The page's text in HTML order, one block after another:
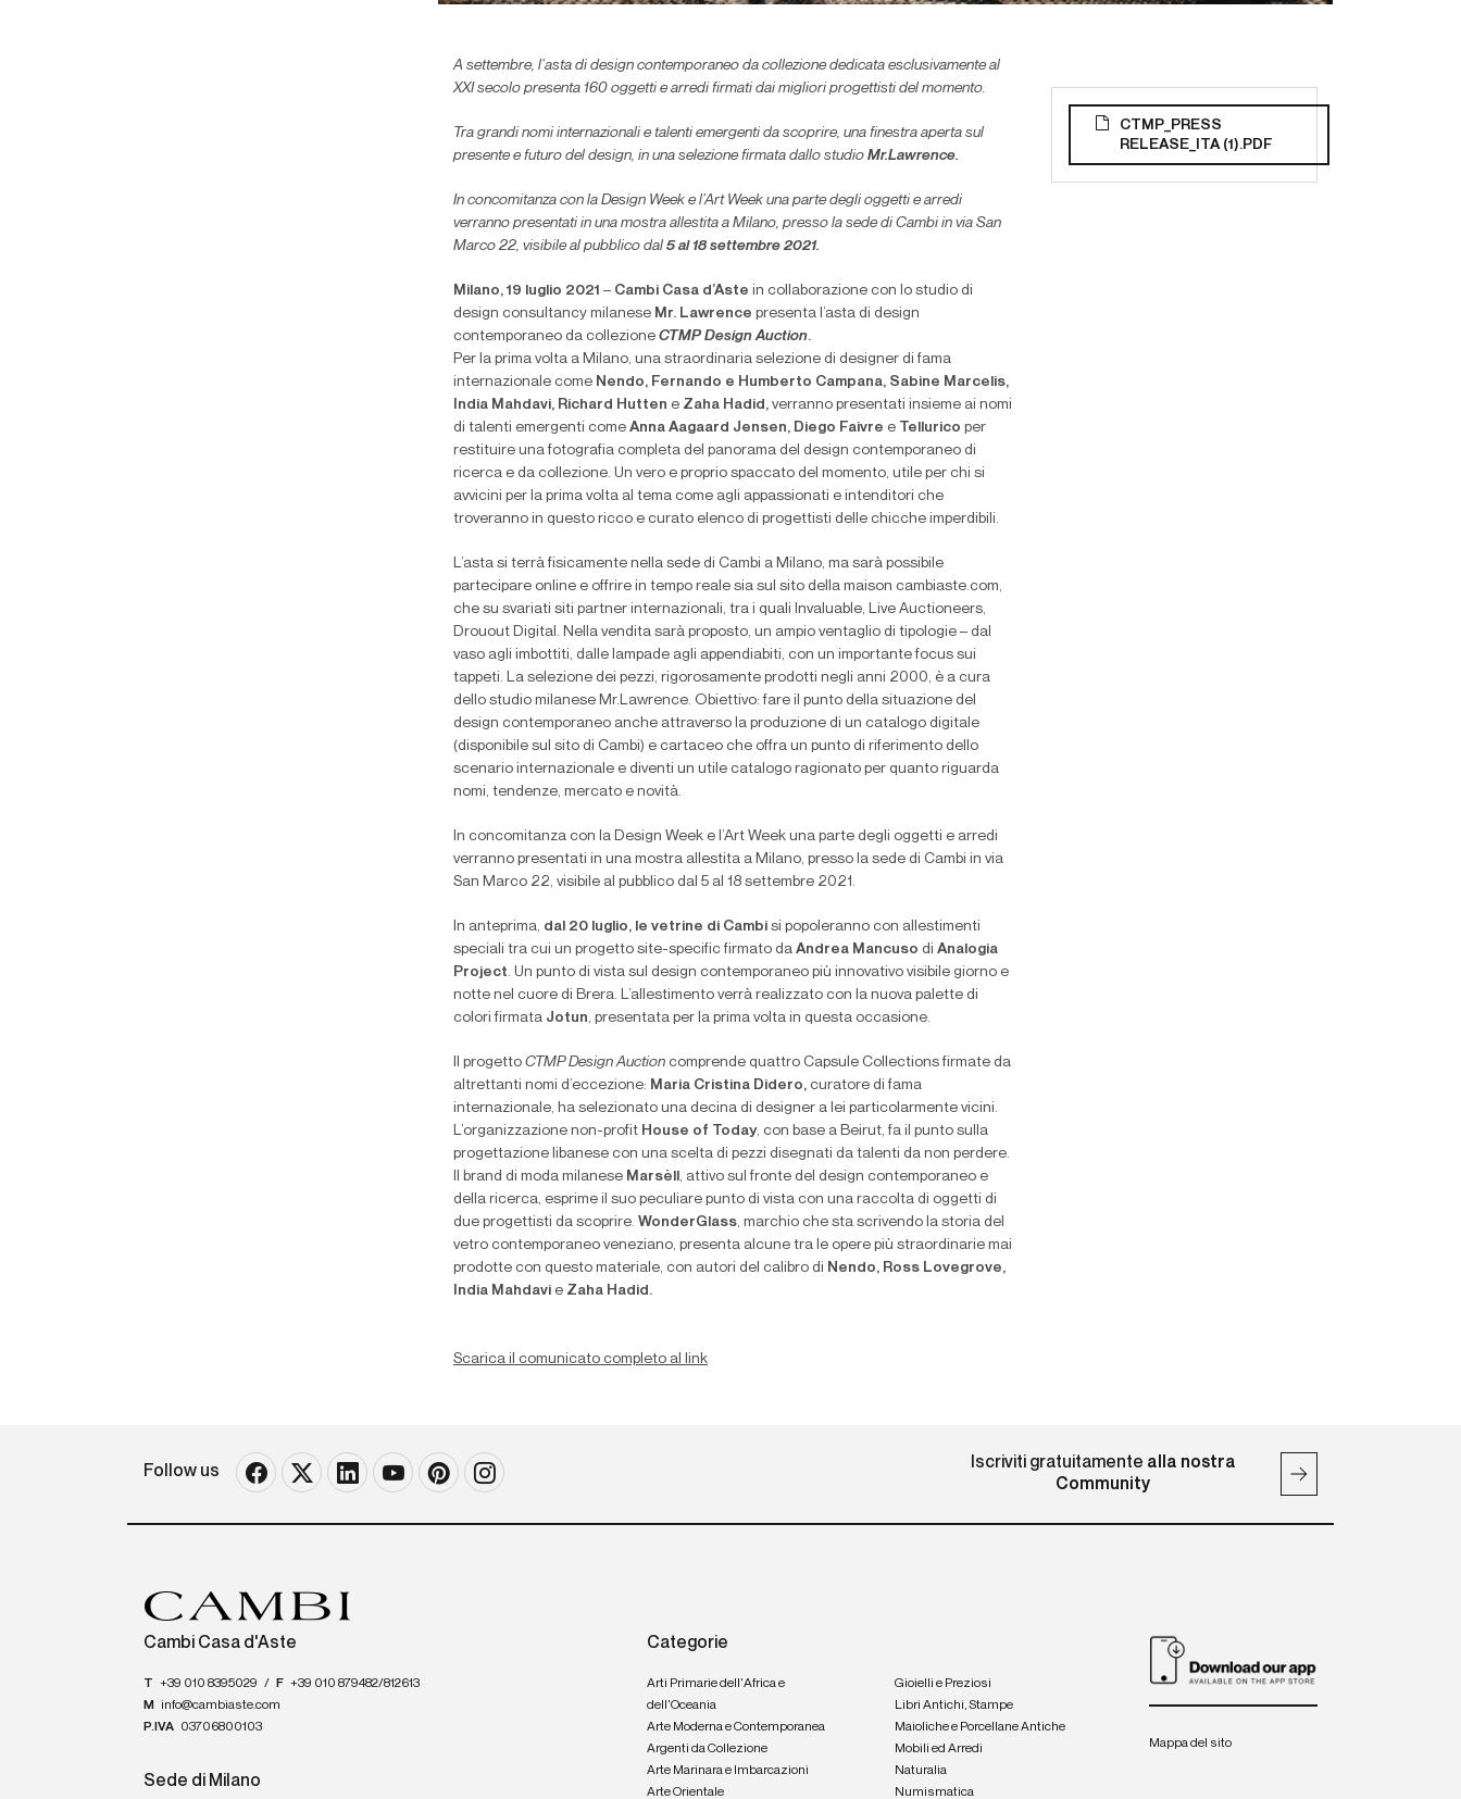
CTMP_PRESS
RELEASE_ITA (1).PDF
A settembre, l’asta di design contemporaneo da collezione dedicata esclusivamente al
XXI secolo presenta 160 oggetti e arredi firmati dai migliori progettisti del momento.
Tra grandi nomi internazionali e talenti emergenti da scoprire, una finestra aperta sul
presente e futuro del design, in una selezione firmata dallo studio Mr.Lawrence.
In concomitanza con la Design Week e l’Art Week una parte degli oggetti e arredi
verranno presentati in una mostra allestita a Milano, presso la sede di Cambi in via San
Marco 22, visibile al pubblico dal 5 al 18 settembre 2021.
Milano, 19 luglio 2021 – Cambi Casa d’Aste in collaborazione con lo studio di
design consultancy milanese Mr. Lawrence presenta l’asta di design
contemporaneo da collezione CTMP Design Auction.
Per la prima volta a Milano, una straordinaria selezione di designer di fama
internazionale come Nendo, Fernando e Humberto Campana, Sabine Marcelis,
India Mahdavi, Richard Hutten e Zaha Hadid, verranno presentati insieme ai nomi
di talenti emergenti come Anna Aagaard Jensen, Diego Faivre e Tellurico per
restituire una fotografia completa del panorama del design contemporaneo di
ricerca e da collezione. Un vero e proprio spaccato del momento, utile per chi si
avvicini per la prima volta al tema come agli appassionati e intenditori che
troveranno in questo ricco e curato elenco di progettisti delle chicche imperdibili.
L’asta si terrà fisicamente nella sede di Cambi a Milano, ma sarà possibile
partecipare online e offrire in tempo reale sia sul sito della maison cambiaste.com,
che su svariati siti partner internazionali, tra i quali Invaluable, Live Auctioneers,
Drouout Digital . Nella vendita sarà proposto, un ampio ventaglio di tipologie – dal
vaso agli imbottiti, dalle lampade agli appendiabiti, con un importante focus sui
tappeti. La selezione dei pezzi, rigorosamente prodotti negli anni 2000, è a cura
dello studio milanese Mr.Lawrence. Obiettivo: fare il punto della situazione del
design contemporaneo anche attraverso la produzione di un catalogo digitale
(disponibile sul sito di Cambi) e cartaceo che offra un punto di riferimento dello
scenario internazionale e diventi un utile catalogo ragionato per quanto riguarda
nomi, tendenze, mercato e novità.
In concomitanza con la Design Week e l’Art Week una parte degli oggetti e arredi
verranno presentati in una mostra allestita a Milano, presso la sede di Cambi in via
San Marco 22, visibile al pubblico dal 5 al 18 settembre 2021.
In anteprima, dal 20 luglio, le vetrine di Cambi si popoleranno con allestimenti
speciali tra cui un progetto site-specific firmato da Andrea Mancuso di Analogia
Project. Un punto di vista sul design contemporaneo più innovativo visibile giorno e
notte nel cuore di Brera. L’allestimento verrà realizzato con la nuova palette di
colori firmata Jotun, presentata per la prima volta in questa occasione.
Il progetto CTMP Design Auction comprende quattro Capsule Collections firmate da
altrettanti nomi d’eccezione: Maria Cristina Didero, curatore di fama
internazionale, ha selezionato una decina di designer a lei particolarmente vicini.
L’organizzazione non-profit House of Today, con base a Beirut, fa il punto sulla
progettazione libanese con una scelta di pezzi disegnati da talenti da non perdere.
Il brand di moda milanese Marsèll , attivo sul fronte del design contemporaneo e
della ricerca, esprime il suo peculiare punto di vista con una raccolta di oggetti di
due progettisti da scoprire. WonderGlass, marchio che sta scrivendo la storia del
vetro contemporaneo veneziano, presenta alcune tra le opere più straordinarie mai
prodotte con questo materiale, con autori del calibro di Nendo, Ross Lovegrove,
India Mahdavi e Zaha Hadid.
Scarica il comunicato completo al link
Follow us Iscriviti gratuitamente alla nostra
Community
Cambi Casa d'Aste
T +39 010 8395029 / F +39 010 879482/812613
M
info@cambiaste.com
P.IVA 03706800103
Sede di Milano
Categorie
Arti Primarie dell'Africa e
dell'Oceania
Arte Moderna e Contemporanea
Argenti da Collezione
Arte Marinara e Imbarcazioni
Arte Orientale
Gioielli e Preziosi
Libri Antichi, Stampe
Maioliche e Porcellane Antiche
Mobili ed Arredi
Naturalia
Numismatica
Mappa del sito